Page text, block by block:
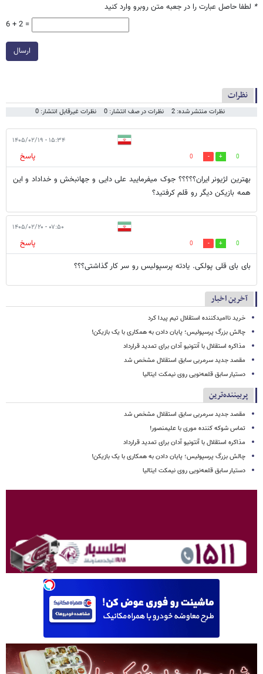
* لطفا حاصل عبارت را در جعبه متن روبرو وارد کنید
6 + 2 =
ارسال
نظرات
نظرات منتشر شده: 2 نظرات در صف انتشار: 0 نظرات غیرقابل انتشار: 0
۱۵:۳۴ - ۱۴۰۵/۰۲/۱۹
0
0
پاسخ
بهترین لژیونر ایران؟؟؟؟؟ جوک میفرمایید علی دایی و جهانبخش و خداداد و این
همه بازیکن دیگر رو قلم کرفتید؟
۰۷:۵۰ - ۱۴۰۵/۰۲/۲۰
0
0
پاسخ
بای بای قلی پولکی. یادته پرسپولیس رو سر کار گذاشتی؟؟؟
آخرین اخبار
خرید ناامیدکننده استقلال تیم پیدا کرد
چالش بزرگ پرسپولیس؛ پایان دادن به همکاری با یک بازیکن!
مذاکره استقلال با آنتونیو آدان برای تمدید قرارداد
مقصد جدید سرمربی سابق استقلال مشخص شد
دستیار سابق قلعه‌نویی روی نیمکت ایتالیا
پربیننده‌ترین
مقصد جدید سرمربی سابق استقلال مشخص شد
تماس شوکه کننده موری با علیمنصور!
مذاکره استقلال با آنتونیو آدان برای تمدید قرارداد
چالش بزرگ پرسپولیس؛ پایان دادن به همکاری با یک بازیکن!
دستیار سابق قلعه‌نویی روی نیمکت ایتالیا